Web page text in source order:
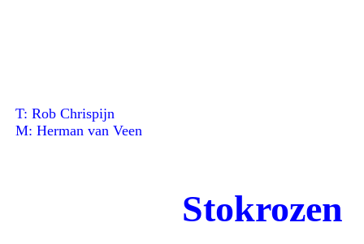
T: Rob Chrispijn
M: Herman van Veen
Stokrozen